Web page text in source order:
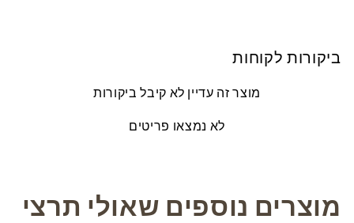
ביקורות לקוחות
מוצר זה עדיין לא קיבל ביקורות
לא נמצאו פריטים
מוצרים נוספים שאולי תרצי